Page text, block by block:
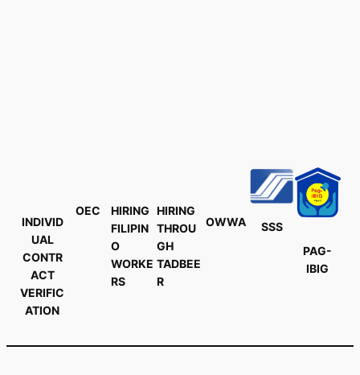
INDIVID
UAL
CONTR
ACT
VERIFIC
ATION
OEC
HIRING
FILIPIN
O
WORKE
RS
HIRING
THROU
GH
TADBEE
R
OWWA
SSS
PAG-
IBIG